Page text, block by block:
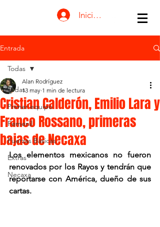
Iniciar sesión
Entrada
Todas
Primer equipo
Femenil
Fuerzas Básicas
Extras
Necaxa
Todas
Cristian Calderón, Emilio Lara y
Franco Rossano, primeras
bajas de Necaxa
Alan Rodríguez
13 may 1 min de lectura
Los elementos mexicanos no fueron
renovados por los Rayos y tendrán que
reportarse con América, dueño de sus
cartas.